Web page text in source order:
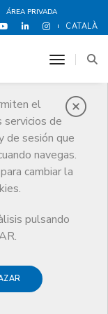
ÁREA PRIVADA
CATALÀ
el
servicios de
de sesión que
navegas.
cambiar la
pulsando
toggle
del colectivo
com del
que somos